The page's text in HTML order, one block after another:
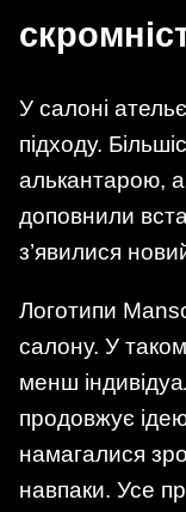
У салоні
підходу.
алькантарою, а
доповнили
з’явилися
Логотипи
салону. У
менш
продовжує
намагалися
навпаки. Усе